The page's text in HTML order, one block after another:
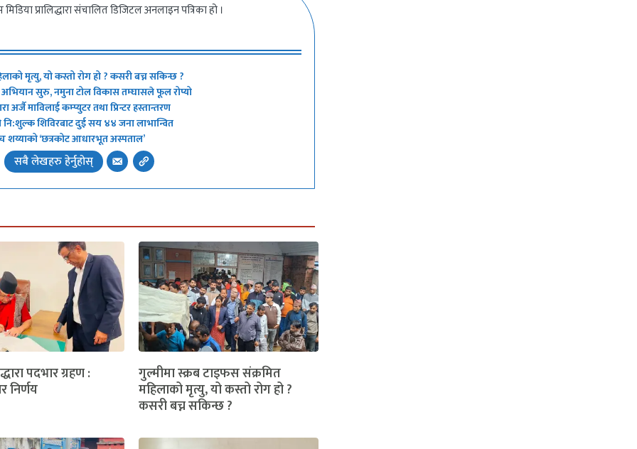
प्रालिद्धारा संचालित डिजिटल अनलाइन पत्रिका हो ।
मृत्यु, यो कस्तो रोग हो ? कसरी बच्न सकिन्छ ?
सुरु, नमुना टोल विकास तम्घासले फूल रोप्यो
अर्जै माविलाई कम्प्युटर तथा प्रिन्टर हस्तान्तरण
नि:शुल्क शिविरबाट दुई सय ४४ जना लाभान्वित
शय्याको ‘छत्रकोट आधारभूत अस्पताल’
सबै लेखहरु हेर्नुहोस्
पदभार ग्रहण :
निर्णय
गुल्मीमा स्क्रब टाइफस संक्रमित
महिलाको मृत्यु, यो कस्तो रोग हो ?
कसरी बच्न सकिन्छ ?